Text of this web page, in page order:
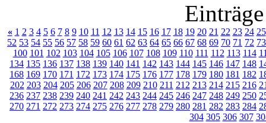
« 1 2 3 4 5 6 7 8 9 10 11 12 13 14 15 16 17 18 19 20 21 22 23 24 25
52 53 54 55 56 57 58 59 60 61 62 63 64 65 66 67 68 69 70 71 72 73
100 101 102 103 104 105 106 107 108 109 110 111 112 113 114
134 135 136 137 138 139 140 141 142 143 144 145 146 147 148
168 169 170 171 172 173 174 175 176 177 178 179 180 181 182
202 203 204 205 206 207 208 209 210 211 212 213 214 215 216
236 237 238 239 240 241 242 243 244 245 246 247 248 249 250
270 271 272 273 274 275 276 277 278 279 280 281 282 283 284
304 305 306 307